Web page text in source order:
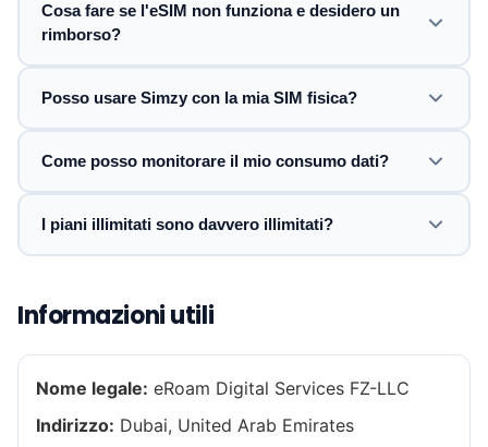
Cosa fare se l'eSIM non funziona e desidero un
rimborso?
Posso usare Simzy con la mia SIM fisica?
Come posso monitorare il mio consumo dati?
I piani illimitati sono davvero illimitati?
Informazioni utili
Nome legale: eRoam Digital Services FZ-LLC
Indirizzo: Dubai, United Arab Emirates